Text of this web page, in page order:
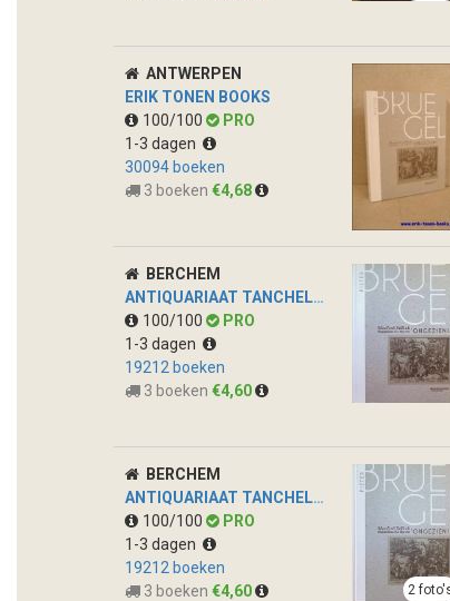
ANTWERPEN
ERIK TONEN BOOKS
100/100
PRO
1-3 dagen
30094 boeken
3 boeken €4,68
BERCHEM
ANTIQUARIAAT TANCHELMUS B.V.
100/100
PRO
1-3 dagen
19212 boeken
3 boeken €4,60
BERCHEM
ANTIQUARIAAT TANCHELMUS B.V.
100/100
PRO
1-3 dagen
19212 boeken
3 boeken €4,60 2